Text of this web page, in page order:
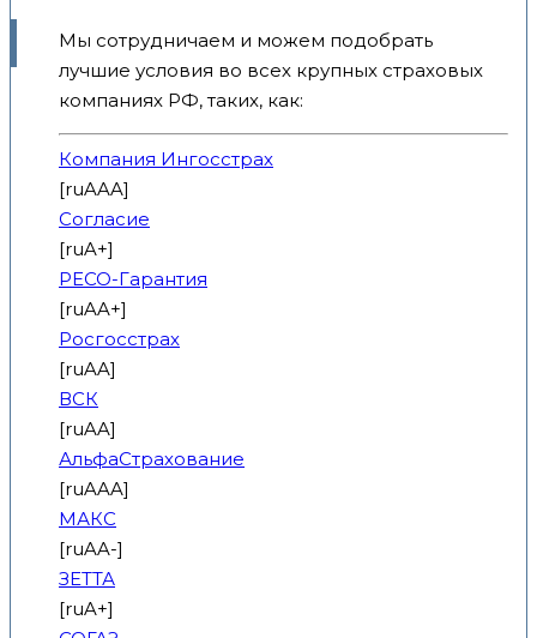
Мы сотрудничаем и можем подобрать
лучшие условия во всех крупных страховых
компаниях РФ, таких, как:
Компания Ингосстрах
[ruAAA]
Согласие
[ruA+]
РЕСО-Гарантия
[ruAA+]
Росгосстрах
[ruAA]
ВСК
[ruAA]
АльфаСтрахование
[ruAAA]
МАКС
[ruAA-]
ЗЕТТА
[ruA+]